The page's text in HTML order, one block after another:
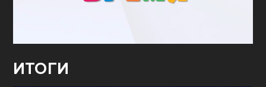
ИТОГИ